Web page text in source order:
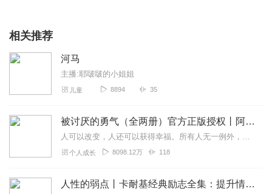
金州勇士Curry30
这个专辑对不起，我在这里批评，没有三刀的节目好
2019-10-19
相关推荐
河马
主播:耶啵啵的小姐姐
儿童 8894 35
被讨厌的勇气（全两册）官方正版授权丨阿德勒心理学畅销经典｜幸福的勇气
人可以改变，人还可以获得幸福。所有人无一例外，都能如此。——阿德勒心理学一名深陷自卑、无能与不幸福的青年，听到了一名哲人主张的“世界无比单纯，人人都能幸福”便来...
个人成长 8098.12万 118
人性的弱点丨卡耐基经典励志全集：提升情商和沟通技巧